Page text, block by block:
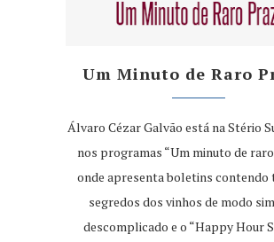
Um Minuto de Raro
Álvaro Cézar Galvão está na Stério
nos programas “Um minuto de
onde apresenta boletins contendo
segredos dos vinhos de modo
descomplicado e o “Happy Hour